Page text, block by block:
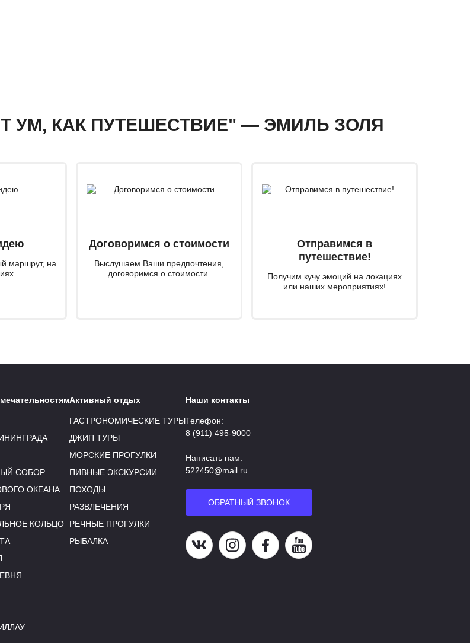
УМ, КАК ПУТЕШЕСТВИЕ" — ЭМИЛЬ ЗОЛЯ
маршрут, на
Договоримся о стоимости
Выслушаем Ваши предпочтения,
договоримся о стоимости.
Отправимся в
путешествие!
Получим кучу эмоций на локациях
или наших мероприятиях!
СОБОР
ОКЕАНА
КОЛЬЦО
Активный отдых
ГАСТРОНОМИЧЕСКИЕ ТУРЫ
ДЖИП ТУРЫ
МОРСКИЕ ПРОГУЛКИ
ПИВНЫЕ ЭКСКУРСИИ
ПОХОДЫ
РАЗВЛЕЧЕНИЯ
РЕЧНЫЕ ПРОГУЛКИ
РЫБАЛКА
Наши контакты
Телефон:
8 (911) 495-9000
Написать нам:
522450@mail.ru
ОБРАТНЫЙ ЗВОНОК
Наша группа в ВКНаша страница в Instagram
Наша группа в Facebook
Наш канал на YouTube